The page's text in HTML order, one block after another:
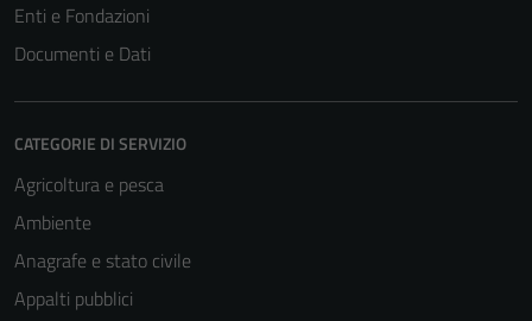
Enti e Fondazioni
Documenti e Dati
CATEGORIE DI SERVIZIO
Agricoltura e pesca
Ambiente
Anagrafe e stato civile
Appalti pubblici